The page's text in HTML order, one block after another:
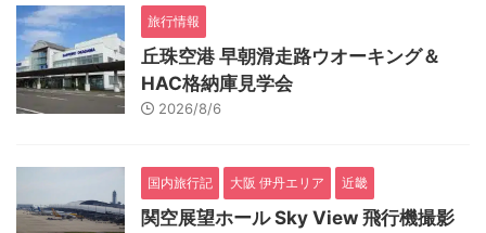
旅行情報
丘珠空港 早朝滑走路ウオーキング＆
HAC格納庫見学会
2026/8/6
国内旅行記 大阪 伊丹エリア 近畿
関空展望ホール Sky View 飛行機撮影